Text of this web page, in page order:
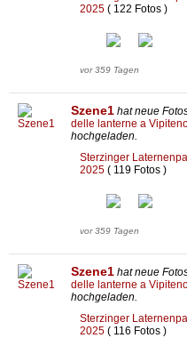
2025 ( 122 Fotos )
vor 359 Tagen
Szene1 hat neue
delle lanterne a
hochgeladen.
Sterzinger
2025 ( 119 Fotos )
vor 359 Tagen
Szene1 hat neue
delle lanterne a
hochgeladen.
Sterzinger
2025 ( 116 Fotos )